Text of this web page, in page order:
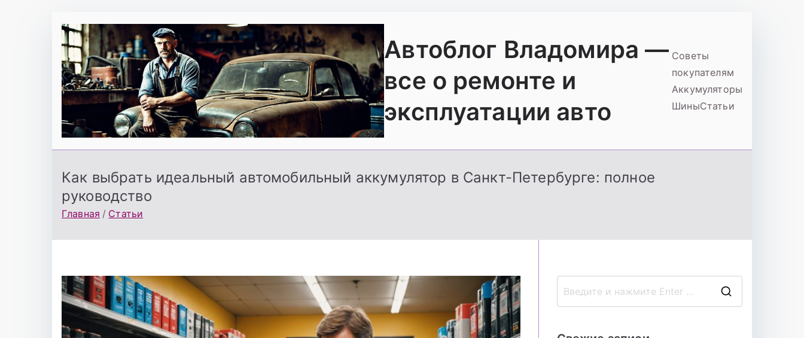
содержимому
Автоблог Владомира —
все о ремонте и
эксплуатации авто
Советы
покупателям
Аккумуляторы
ШиныСтатьи
Как выбрать идеальный автомобильный аккумулятор в Санкт-Петербурге: полное
руководство
Главная Статьи